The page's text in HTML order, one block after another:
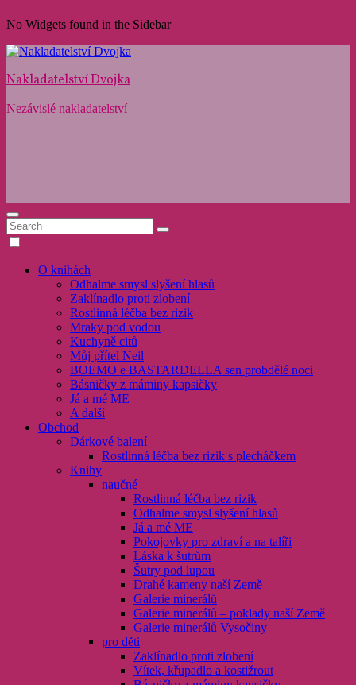
Skip
content
No Widgets found in the Sidebar
Nakladatelství Dvojka
Nezávislé nakladatelství
O knihách
Odhalme smysl slyšení hlasů
Zaklínadlo proti zlobení
Rostlinná léčba bez rizik
Mraky pod vodou
Kuchyně citů
Můj přítel Neil
BOEMO e BASTARDELLA sen probdělé noci
Básničky z máminy kapsičky
Já a mé ME
A další
Obchod
Dárkové balení
Rostlinná léčba bez rizik s plecháčkem
Knihy
naučné
Rostlinná léčba bez rizik
Odhalme smysl slyšení hlasů
Já a mé ME
Pokojovky pro zdraví a na talíři
Láska k šutrům
Šutry pod lupou
Drahé kameny naší Země
Galerie minerálů
Galerie minerálů – poklady naší Země
Galerie minerálů Vysočiny
pro děti
Zaklínadlo proti zlobení
Vítek, křupadlo a kostižrout